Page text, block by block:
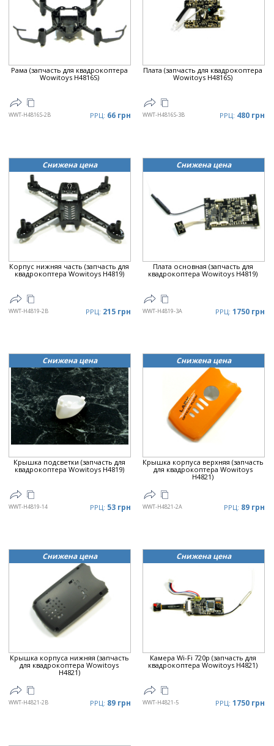
Цена ▲
Цена ▼
Рама (запчасть для квадрокоптера
Wowitoys H4816S)
WWT-H4816S-2B РРЦ: 66 грн
Плата (запчасть для квадрокоптера
Wowitoys H4816S)
WWT-H4816S-3B РРЦ: 480 грн
Снижена цена
Корпус нижняя часть (запчасть для
квадрокоптера Wowitoys H4819)
WWT-H4819-2B РРЦ: 215 грн
Снижена цена
Плата основная (запчасть для
квадрокоптера Wowitoys H4819)
WWT-H4819-3A РРЦ: 1750 грн
Снижена цена
Крышка подсветки (запчасть для
квадрокоптера Wowitoys H4819)
WWT-H4819-14 РРЦ: 53 грн
Снижена цена
Крышка корпуса верхняя (запчасть
для квадрокоптера Wowitoys
H4821)
WWT-H4821-2A РРЦ: 89 грн
Снижена цена
Крышка корпуса нижняя (запчасть
для квадрокоптера Wowitoys
H4821)
WWT-H4821-2B РРЦ: 89 грн
Снижена цена
Камера Wi-Fi 720p (запчасть для
квадрокоптера Wowitoys H4821)
WWT-H4821-5 РРЦ: 1750 грн